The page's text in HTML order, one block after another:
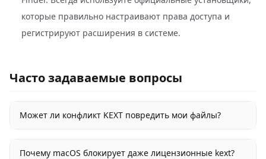
которые правильно настраивают права доступа и
регистрируют расширения в системе.
Часто задаваемые вопросы
Может ли конфликт KEXT повредить мои файлы?
Почему macOS блокирует даже лицензионные kext?